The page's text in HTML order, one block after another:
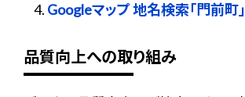
Googleマップ 地名検索「門前町」
品質向上への取り組み